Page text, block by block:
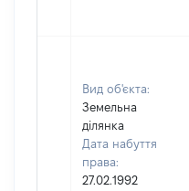
Вид об'єкта:
Земельна
ділянка
Дата набуття
права:
27.02.1992